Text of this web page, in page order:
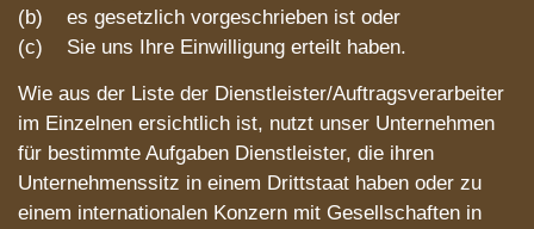
(b) es gesetzlich vorgeschrieben ist oder
(c) Sie uns Ihre Einwilligung erteilt haben.
Wie aus der Liste der Dienstleister/Auftragsverarbeiter
im Einzelnen ersichtlich ist, nutzt unser Unternehmen
für bestimmte Aufgaben Dienstleister, die ihren
Unternehmenssitz in einem Drittstaat haben oder zu
einem internationalen Konzern mit Gesellschaften in